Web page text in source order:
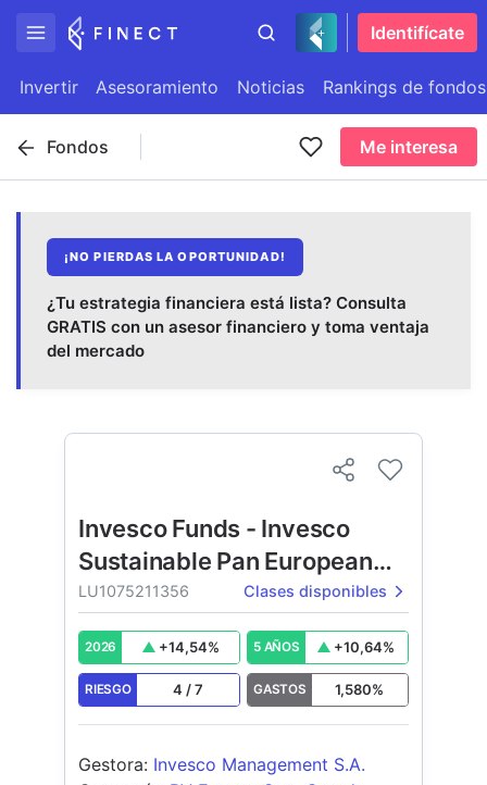
Identifícate
Invertir Asesoramiento Noticias Rankings de fondos
Fondos Me interesa
¡NO PIERDAS LA OPORTUNIDAD!
¿Tu estrategia financiera está lista? Consulta
GRATIS con un asesor financiero y toma ventaja
del mercado
Invesco Funds - Invesco
Sustainable Pan European
Systematic Equity Fund
LU1075211356 Clases disponibles
2026 +14,54% 5 AÑOS +10,64%
RIESGO 4 /7 GASTOS 1,580%
Gestora: Invesco Management S.A.